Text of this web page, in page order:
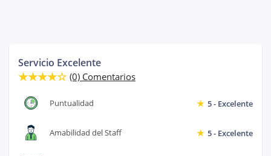
Servicio Excelente
(0) Comentarios
Puntualidad 5 - Excelente
Amabilidad del Staff 5 - Excelente